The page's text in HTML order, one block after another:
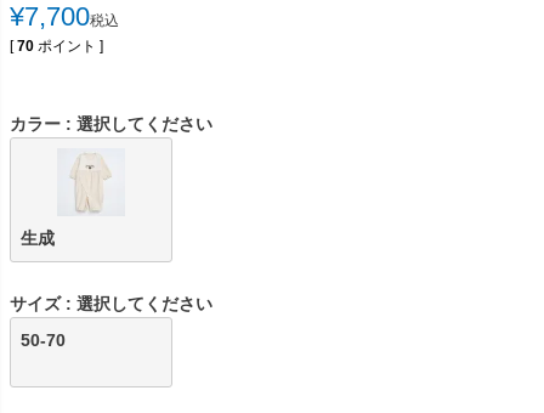
¥7,700税込
[ 70 ポイント ]
カラー 選択してください
生成
サイズ
選択してください
50-70